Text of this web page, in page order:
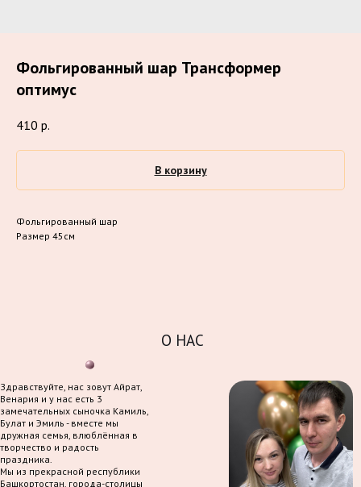
Фольгированный шар Трансформер
оптимус
410 р.
В корзину
Фольгированный шар
Размер 45см
О НАС
Здравствуйте, нас зовут Айрат,
Венария и у нас есть 3
замечательных сыночка Камиль,
Булат и Эмиль - вместе мы
дружная семья, влюблённая в
творчество и радость
праздника.
Мы из прекрасной республики
Башкортостан, города-столицы